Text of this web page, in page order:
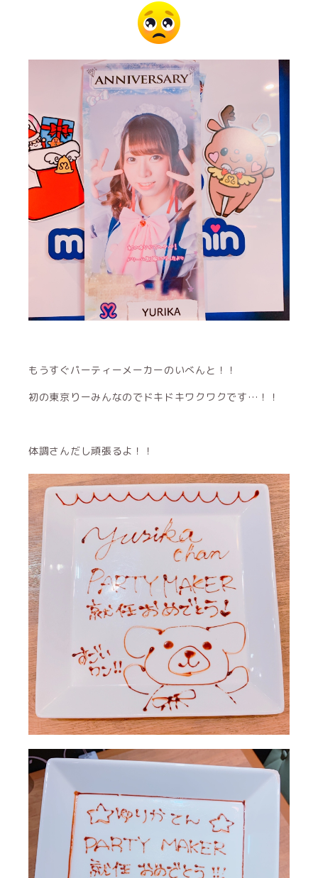
もうすぐパーティーメーカーのいべんと！！
初の東京りーみんなのでドキドキワクワクです…！！
体調さんだし頑張るよ！！